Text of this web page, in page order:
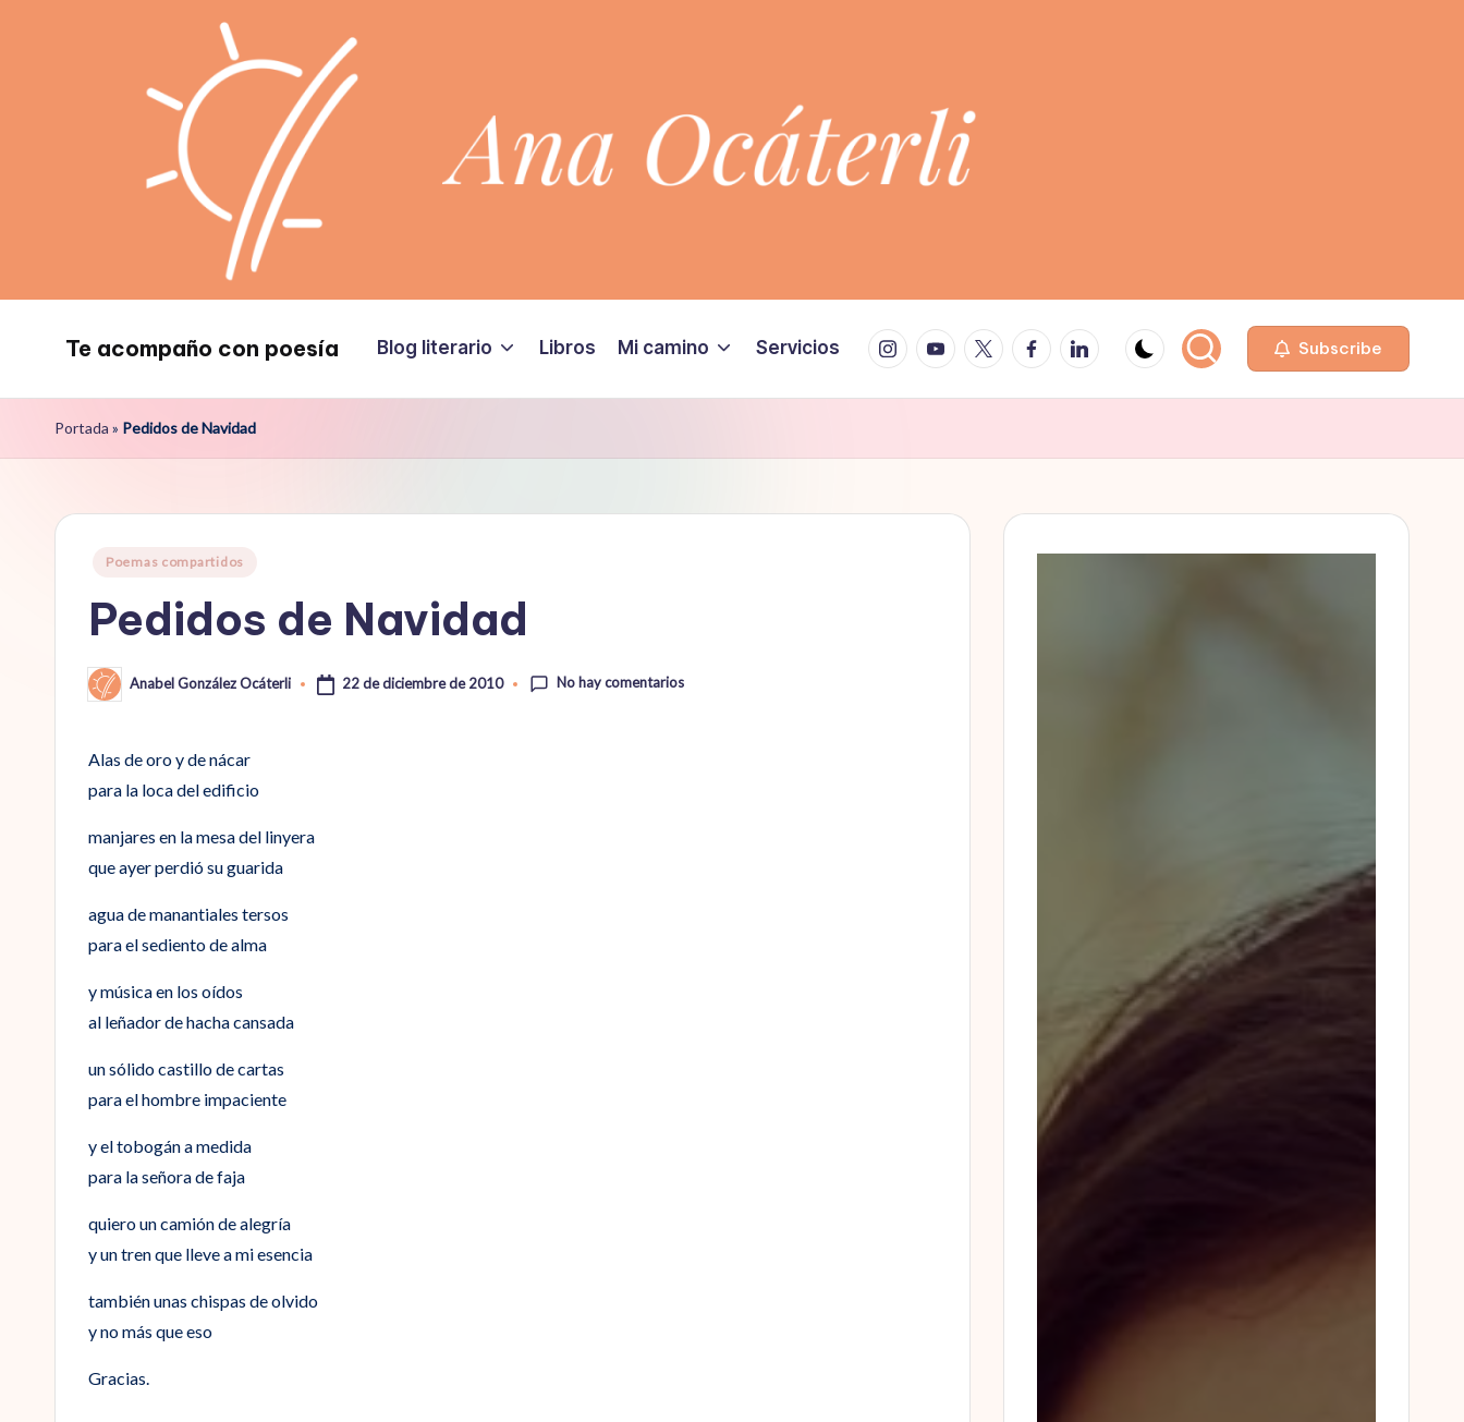
Te acompaño con poesía Blog literario Libros Mi camino Servicios InstagramYoutube
X Facebook
Linkedin Subscribe
Portada » Pedidos de Navidad
Publicado
Poemas compartidos
Pedidos de Navidad
Publicado
por
Anabel González Ocáterli 22 de diciembre de 2010 No hay comentarios
Alas de oro y de nácar
para la loca del edificio
manjares en la mesa del linyera
que ayer perdió su guarida
agua de manantiales tersos
para el sediento de alma
y música en los oídos
al leñador de hacha cansada
un sólido castillo de cartas
para el hombre impaciente
y el tobogán a medida
para la señora de faja
quiero un camión de alegría
y un tren que lleve a mi esencia
también unas chispas de olvido
y no más que eso
Gracias.